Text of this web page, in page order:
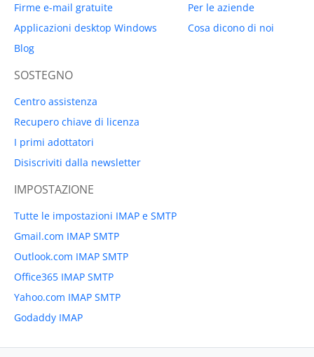
Firme e-mail gratuite
Applicazioni desktop Windows
Blog
Per le aziende
Cosa dicono di noi
SOSTEGNO
Centro assistenza
Recupero chiave di licenza
I primi adottatori
Disiscriviti dalla newsletter
IMPOSTAZIONE
Tutte le impostazioni IMAP e SMTP
Gmail.com IMAP SMTP
Outlook.com IMAP SMTP
Office365 IMAP SMTP
Yahoo.com IMAP SMTP
Godaddy IMAP